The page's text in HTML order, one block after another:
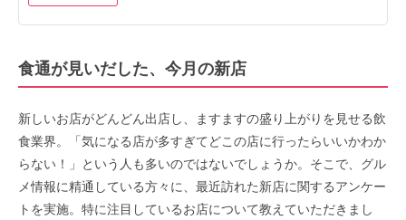
食通が見いだした、今月の新店
新しいお店がどんどん出店し、ますますの盛り上がりを見せる飲
食業界。「気になる店が多すぎてどこの店に行ったらいいかわか
らない！」という人も多いのではないでしょうか。そこで、グル
メ情報に精通している方々に、最近訪れた新店に関するアンケー
トを実施。特に注目しているお店について教えていただきまし